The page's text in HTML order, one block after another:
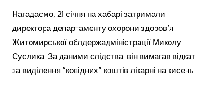
Нагадаємо, 21 січня на хабарі затримали
директора департаменту охорони здоров’я
Житомирської облдержадміністрації Миколу
Суслика. За даними слідства, він вимагав відкат
за виділення “ковідних” коштів лікарні на кисень.